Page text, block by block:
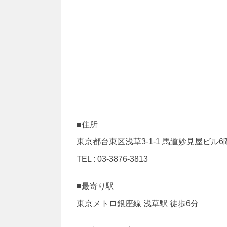
■住所
東京都台東区浅草3-1-1 馬道妙見屋ビル6
TEL : 03-3876-3813
■最寄り駅
東京メトロ銀座線 浅草駅 徒歩6分